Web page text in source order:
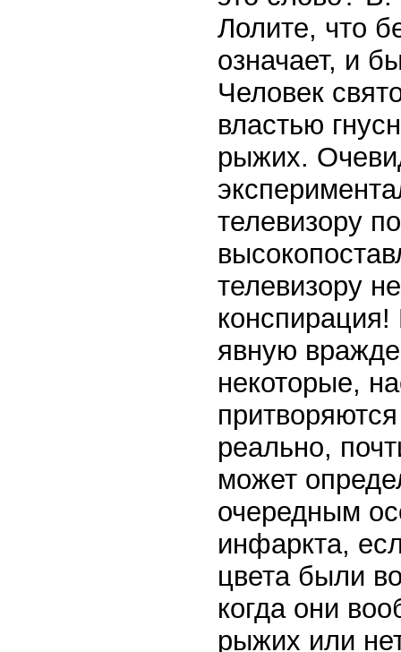
Лолите, что
означает, и
Человек
властью
рыжих.
телевизору
телевизору
явную
некоторые,
реально,
может
очередным
инфаркта,
цвета были
когда они
рыжих или